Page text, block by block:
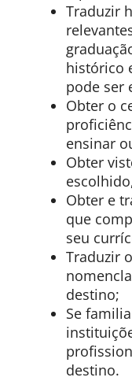
Traduzir
histórico
pode ser
Obter o
ensinar
Obter
Obter e
que
seu
Traduzir
destino;
Se
destino.